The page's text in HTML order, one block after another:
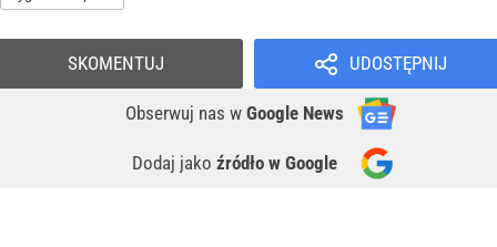
UDOSTĘPNIJ
Obserwuj nas w Google News
Dodaj jako źródło w Google
SKOMENTUJ